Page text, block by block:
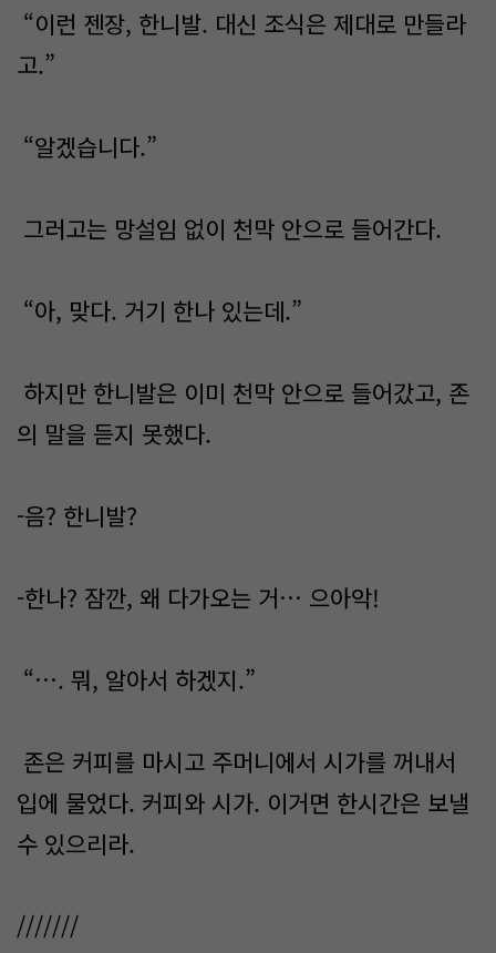
“이런 젠장, 한니발. 대신 조식은 제대로 만들라
고.”
“알겠습니다.”
그러고는 망설임 없이 천막 안으로 들어간다.
“아, 맞다. 거기 한나 있는데.”
하지만 한니발은 이미 천막 안으로 들어갔고, 존
의 말을 듣지 못했다.
-음? 한니발?
-한나? 잠깐, 왜 다가오는 거… 으아악!
“…. 뭐, 알아서 하겠지.”
존은 커피를 마시고 주머니에서 시가를 꺼내서
입에 물었다. 커피와 시가. 이거면 한시간은 보낼
수 있으리라.
///////